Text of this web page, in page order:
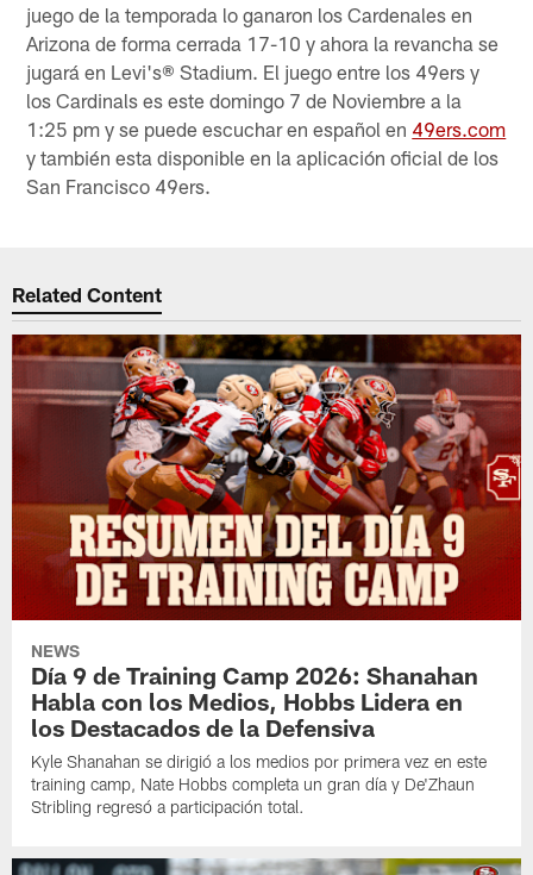
juego de la temporada lo ganaron los Cardenales en
Arizona de forma cerrada 17-10 y ahora la revancha se
jugará en Levi's® Stadium. El juego entre los 49ers y
los Cardinals es este domingo 7 de Noviembre a la
1:25 pm y se puede escuchar en español en 49ers.com
y también esta disponible en la aplicación oficial de los
San Francisco 49ers.
Related Content
NEWS
Día 9 de Training Camp 2026: Shanahan
Habla con los Medios, Hobbs Lidera en
los Destacados de la Defensiva
Kyle Shanahan se dirigió a los medios por primera vez en este
training camp, Nate Hobbs completa un gran día y De'Zhaun
Stribling regresó a participación total.